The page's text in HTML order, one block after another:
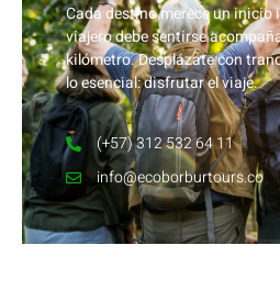
Cada destino merece un inicio
viajero debe sentirse
kilómetro. Desplázate con
lo esencial: disfrutar el viaje.
(+57) 312 532 64 11
info@ecoborburtours.co